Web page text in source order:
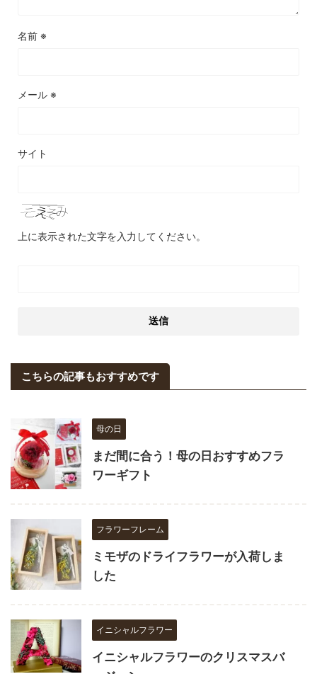
名前 ※
メール ※
サイト
上に表示された文字を入力してください。
こちらの記事もおすすめです
母の日
まだ間に合う！母の日おすすめフラ
ワーギフト
フラワーフレーム
ミモザのドライフラワーが入荷しま
した
イニシャルフラワー
イニシャルフラワーのクリスマスバ